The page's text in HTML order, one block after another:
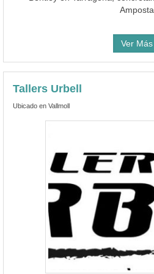
Amposta
Ver Más
Tallers Urbell
Ubicado en Vallmoll